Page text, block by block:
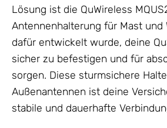
Lösung ist die QuWireless
Antennenhalterung für Mast und
dafür entwickelt wurde, deine
sicher zu befestigen und für
sorgen. Diese sturmsichere
Außenantennen ist deine
stabile und dauerhafte